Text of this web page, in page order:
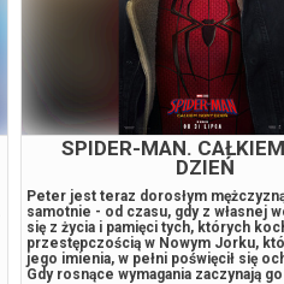
SPIDER-MAN.
DZIEŃ
Peter jest teraz dorosłym
samotnie - od czasu, gdy z własnej
się z życia i pamięci tych, których
przestępczością w Nowym Jorku,
jego imienia, w pełni poświęcił się
Gdy rosnące wymagania zaczynają